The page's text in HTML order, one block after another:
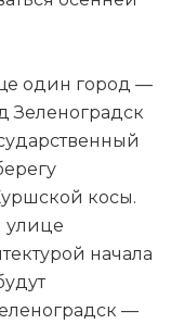
один город —
Зеленоградск
косы.
улице
начала
—